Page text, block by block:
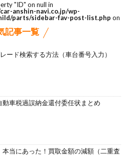
"ID" on null in
anshin-navi.co.jp/wp-
parts/sidebar-fav-post-list.php on
記事一覧
ード検索する方法（車台番号入力）
動車税過誤納金還付委任状まとめ
本当にあった！買取金額の減額（二重査